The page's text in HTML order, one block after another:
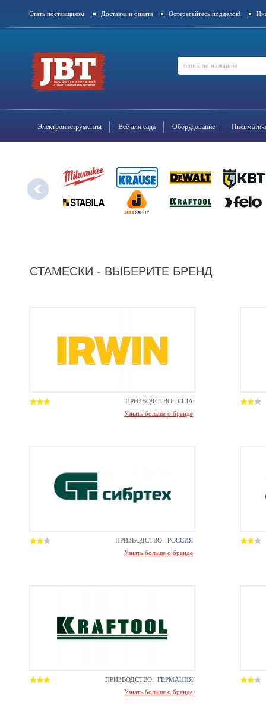
Стать поставщиком Доставка и оплата Остерегайтесь подделок!
Электроинструменты Всё для сада Оборудование
СТАМЕСКИ - ВЫБЕРИТЕ БРЕНД
ПРИЗВОДСТВО: США
Узнать больше о бренде
ПРИЗВОДСТВО: РОССИЯ
Узнать больше о бренде
ПРИЗВОДСТВО: ГЕРМАНИЯ
Узнать больше о бренде